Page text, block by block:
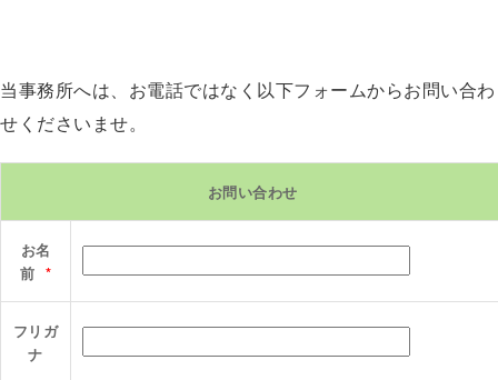
当事務所へは、お電話ではなく以下フォームからお問い合わ
せくださいませ。
お問い合わせ
お名
前 *
フリガ
ナ